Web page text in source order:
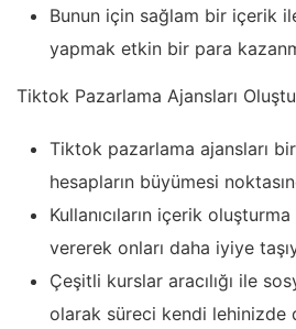
Bunun için sağlam bir içerik
yapmak etkin bir para
Tiktok Pazarlama Ajansları
Tiktok pazarlama ajansları
hesapların büyümesi
Kullanıcıların içerik
vererek onları daha iyiye
Çeşitli kurslar aracılığı ile
olarak süreci kendi lehinizde